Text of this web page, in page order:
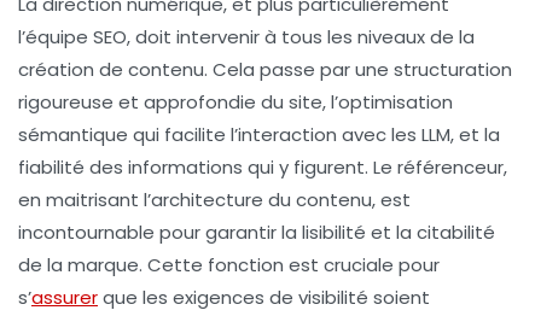
l’équipe SEO, doit intervenir à tous les niveaux de la
création de contenu. Cela passe par une structuration
rigoureuse et approfondie du site, l’optimisation
sémantique qui facilite l’interaction avec les LLM, et la
fiabilité des informations qui y figurent. Le référenceur,
en maitrisant l’architecture du contenu, est
incontournable pour garantir la lisibilité et la citabilité
de la marque. Cette fonction est cruciale pour
s’assurerque les exigences de visibilité soient